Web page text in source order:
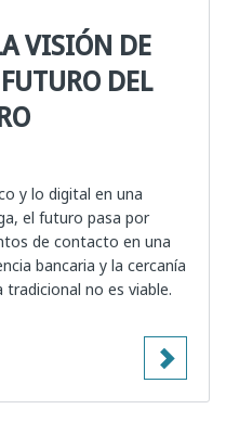
VISIÓN DE
DEL
y lo digital en una
el futuro pasa por
de contacto en una
bancaria y la cercanía
tradicional no es viable.